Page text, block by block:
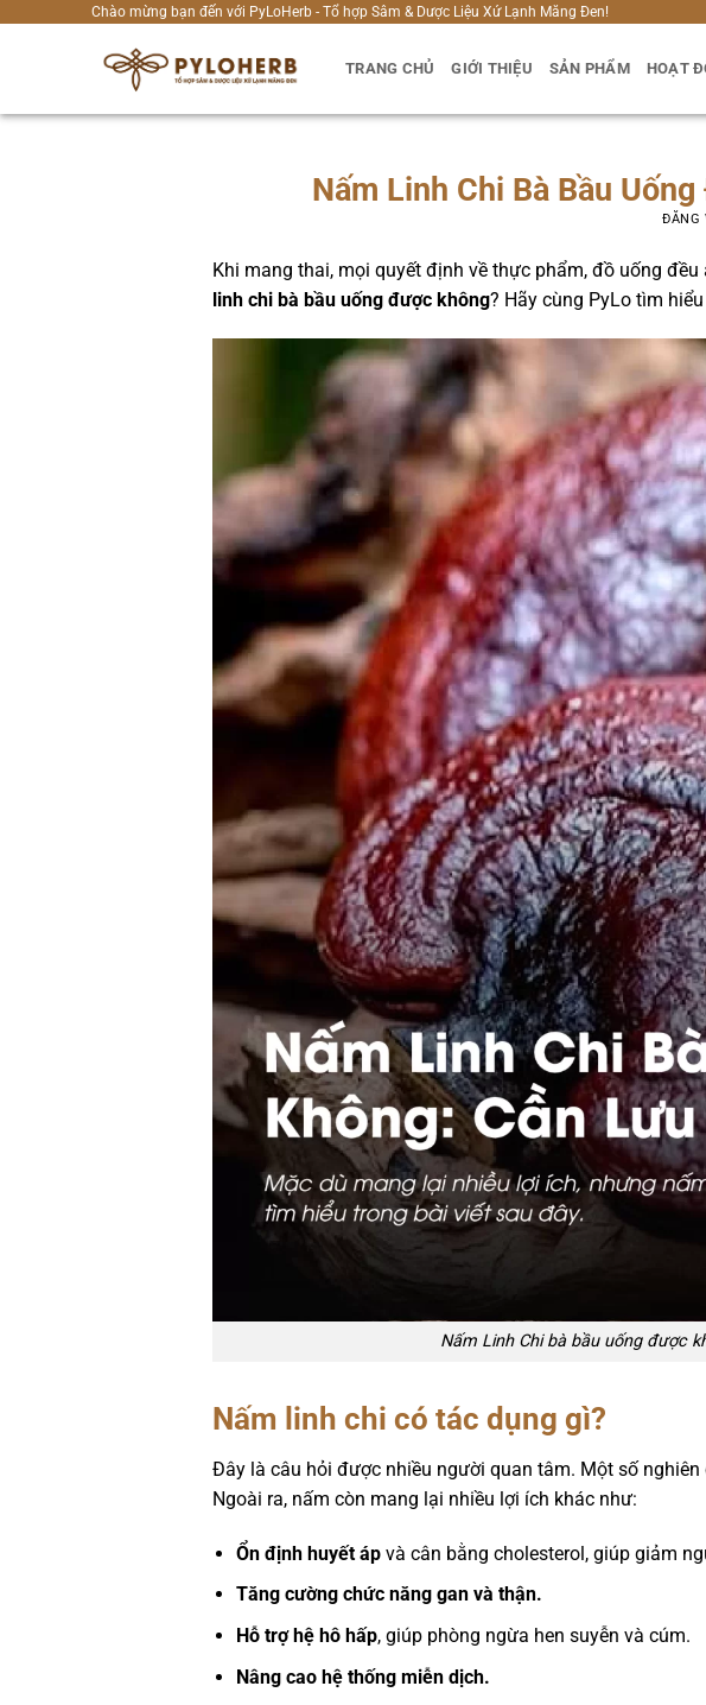
Chào mừng bạn đến với PyLoHerb - Tổ hợp Sâm & Dược Liệu Xứ Lạnh Măng Đen!
TRANG CHỦ GIỚI THIỆU SẢN PHẨM HOẠT
Nấm Linh Chi Bà Bầu
ĐĂNG
Khi mang thai, mọi quyết định về thực phẩm, đồ uống
linh chi bà bầu uống được không? Hãy cùng PyLo tìm
Nấm Linh Chi bà bầu uống được
Nấm linh chi có tác dụng gì?
Đây là câu hỏi được nhiều người quan tâm. Một số
Ngoài ra, nấm còn mang lại nhiều lợi ích khác như:
Ổn định huyết áp và cân bằng cholesterol, giúp giảm
Tăng cường chức năng gan và thận.
Hỗ trợ hệ hô hấp, giúp phòng ngừa hen suyễn và cúm.
Nâng cao hệ thống miễn dịch.